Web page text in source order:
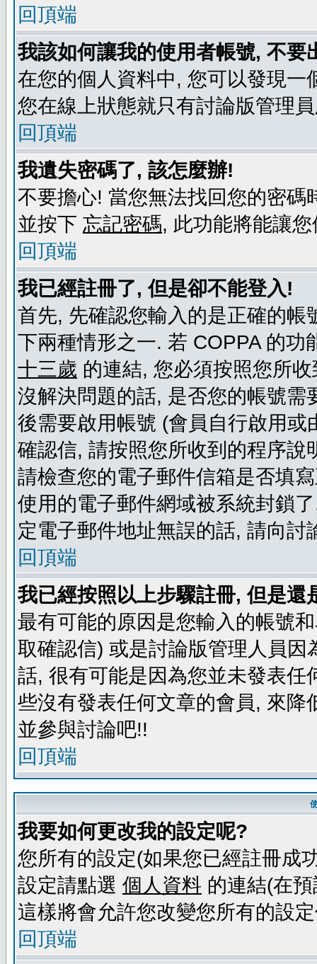
回頂端
我該如何讓我的使用者帳號, 不
在您的個人資料中, 您可以發現一
您在線上狀態就只有討論版管理
回頂端
我遺失密碼了, 該怎麼辦!
不要擔心! 當您無法找回您的密
並按下 忘記密碼, 此功能將能讓
回頂端
我已經註冊了, 但是卻不能登入!
首先, 先確認您輸入的是正確的
下兩種情形之一. 若 COPPA 的
十三歲 的連結, 您必須按照您所
沒解決問題的話, 是否您的帳號
後需要啟用帳號 (會員自行啟用
確認信, 請按照您所收到的程序
請檢查您的電子郵件信箱是否填
使用的電子郵件網域被系統封鎖
定電子郵件地址無誤的話, 請向
回頂端
我已經按照以上步驟註冊, 但是還
最有可能的原因是您輸入的帳號
取確認信) 或是討論版管理人員
話, 很有可能是因為您並未發表
些沒有發表任何文章的會員, 來
並參與討論吧!!
回頂端
我要如何更改我的設定呢?
您所有的設定(如果您已經註冊成
設定請點選 個人資料 的連結(在
這樣將會允許您改變您所有的設
回頂端